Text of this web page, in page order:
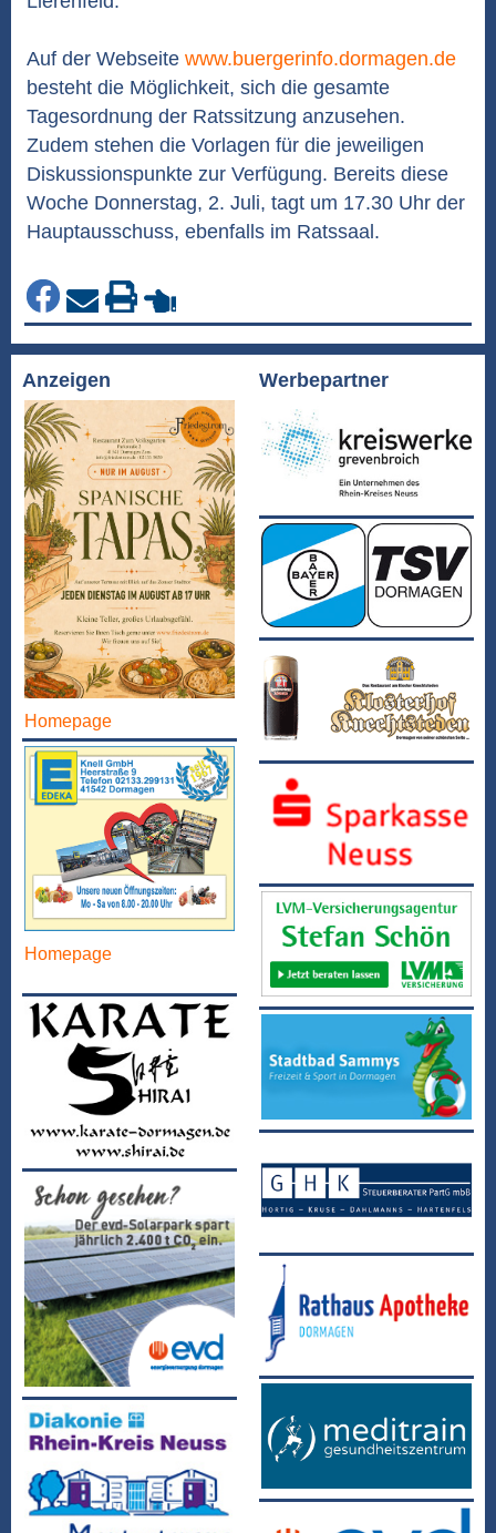
Auf der Webseite www.buergerinfo.dormagen.de
besteht die Möglichkeit, sich die gesamte
Tagesordnung der Ratssitzung anzusehen.
Zudem stehen die Vorlagen für die jeweiligen
Diskussionspunkte zur Verfügung. Bereits diese
Woche Donnerstag, 2. Juli, tagt um 17.30 Uhr der
Hauptausschuss, ebenfalls im Ratssaal.
Anzeigen
Homepage
Homepage
Werbepartner